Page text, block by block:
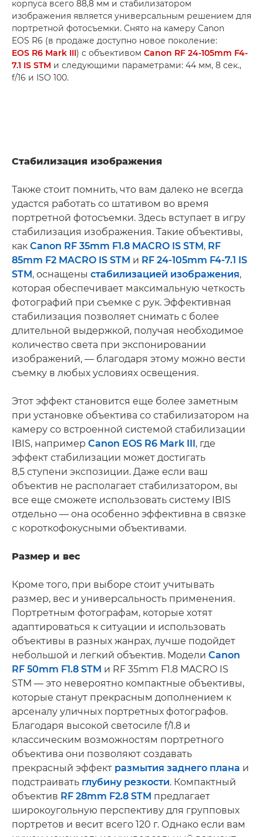
корпуса всего 88,8 мм и стабилизатором
изображения является универсальным решением для
портретной фотосъемки. Снято на камеру Canon
EOS R6 (в продаже доступно новое поколение:
EOS R6 Mark III) с объективом Canon RF 24-105mm F4-
7.1 IS STM и следующими параметрами: 44 мм, 8 сек.,
f/16 и ISO 100.
Стабилизация изображения
Также стоит помнить, что вам далеко не всегда
удастся работать со штативом во время
портретной фотосъемки. Здесь вступает в игру
стабилизация изображения. Такие объективы,
как Canon RF 35mm F1.8 MACRO IS STM, RF
85mm F2 MACRO IS STM и RF 24-105mm F4-7.1 IS
STM, оснащены стабилизацией изображения,
которая обеспечивает максимальную четкость
фотографий при съемке с рук. Эффективная
стабилизация позволяет снимать с более
длительной выдержкой, получая необходимое
количество света при экспонировании
изображений, — благодаря этому можно вести
съемку в любых условиях освещения.
Этот эффект становится еще более заметным
при установке объектива со стабилизатором на
камеру со встроенной системой стабилизации
IBIS, например Canon EOS R6 Mark III, где
эффект стабилизации может достигать
8,5 ступени экспозиции. Даже если ваш
объектив не располагает стабилизатором, вы
все еще сможете использовать систему IBIS
отдельно — она особенно эффективна в связке
с короткофокусными объективами.
Размер и вес
Кроме того, при выборе стоит учитывать
размер, вес и универсальность применения.
Портретным фотографам, которые хотят
адаптироваться к ситуации и использовать
объективы в разных жанрах, лучше подойдет
небольшой и легкий объектив. Модели Canon
RF 50mm F1.8 STM и RF 35mm F1.8 MACRO IS
STM — это невероятно компактные объективы,
которые станут прекрасным дополнением к
арсеналу уличных портретных фотографов.
Благодаря высокой светосиле f/1.8 и
классическим возможностям портретного
объектива они позволяют создавать
прекрасный эффект размытия заднего плана и
подстраивать глубину резкости. Компактный
объектив RF 28mm F2.8 STM предлагает
широкоугольную перспективу для групповых
портретов и весит всего 120 г. Однако если вам